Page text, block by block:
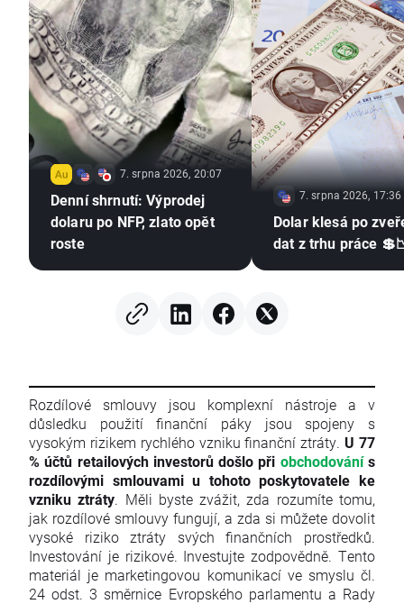
7. srpna 2026, 20:07
Denní shrnutí: Výprodej
dolaru po NFP, zlato opět
roste
7. srpna 2026, 17:36
Dolar klesá po
dat z trhu práce
Rozdílové smlouvy jsou komplexní nástroje a v
důsledku použití finanční páky jsou spojeny s
vysokým rizikem rychlého vzniku finanční ztráty. U 77
% účtů retailových investorů došlo při obchodovánís
rozdílovými smlouvami u tohoto poskytovatele ke
vzniku ztráty. Měli byste zvážit, zda rozumíte tomu,
jak rozdílové smlouvy fungují, a zda si můžete dovolit
vysoké riziko ztráty svých finančních prostředků.
Investování je rizikové. Investujte zodpovědně. Tento
materiál je marketingovou komunikací ve smyslu čl.
24 odst. 3 směrnice Evropského parlamentu a Rady